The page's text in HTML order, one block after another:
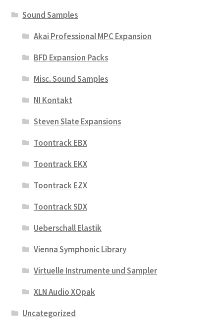
Sound Samples
Akai Professional MPC Expansion
BFD Expansion Packs
Misc. Sound Samples
NI Kontakt
Steven Slate Expansions
Toontrack EBX
Toontrack EKX
Toontrack EZX
Toontrack SDX
Ueberschall Elastik
Vienna Symphonic Library
Virtuelle Instrumente und Sampler
XLN Audio XOpak
Uncategorized